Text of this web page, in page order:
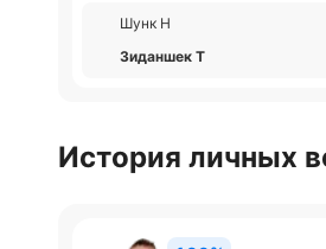
Шунк Н
Зиданшек Т
История личных